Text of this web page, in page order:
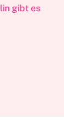
gibt es